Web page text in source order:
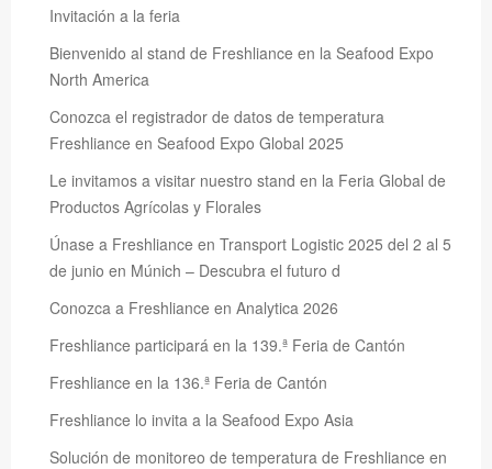
Invitación a la feria
Bienvenido al stand de Freshliance en la Seafood Expo
North America
Conozca el registrador de datos de temperatura
Freshliance en Seafood Expo Global 2025
Le invitamos a visitar nuestro stand en la Feria Global de
Productos Agrícolas y Florales
Únase a Freshliance en Transport Logistic 2025 del 2 al 5
de junio en Múnich – Descubra el futuro d
Conozca a Freshliance en Analytica 2026
Freshliance participará en la 139.ª Feria de Cantón
Freshliance en la 136.ª Feria de Cantón
Freshliance lo invita a la Seafood Expo Asia
Solución de monitoreo de temperatura de Freshliance en